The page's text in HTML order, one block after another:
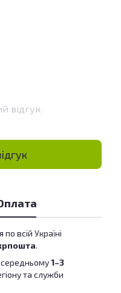
відгук
всій Україні
.
середньому1–3
та служби